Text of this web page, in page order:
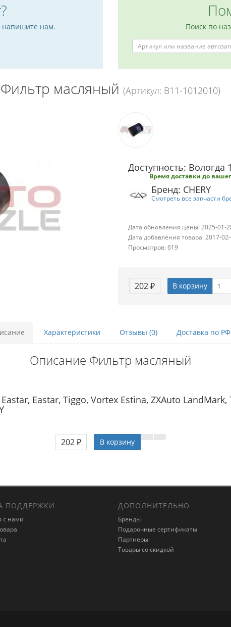
напишите нам. Поиск по
Фильтр масляный (Артикул: B11-1012010)
Доступность: Вологда
Время доставки до
Бренд: CHERY
Смотреть все запчасти
Дата обновления цены: 2025-01-
Дата добавления товара: 2017-
Просмотров: 619
202 ₽ В корзину
Характеристики Отзывы (0) Доставка по РФ
Описание Фильтр масляный
Eastar, Tiggo, Vortex Estina, ZXAuto
202 ₽
В корзину
ПОДДЕРЖКИ
с нами
ДОПОЛНИТЕЛЬНО
Бренды
Подарочные сертификаты
Партнёры
Товары со скидкой